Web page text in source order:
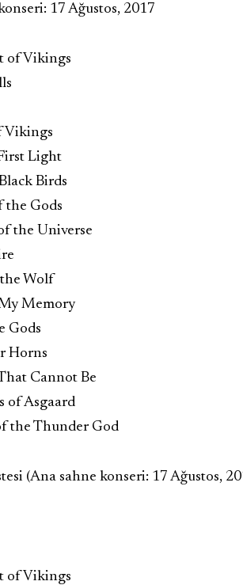
17 Ağustos, 2017
of Vikings
Vikings
Light
Birds
the Gods
the Universe
Wolf
Memory
Gods
Horns
Cannot Be
of Asgaard
the Thunder God
(Ana sahne konseri: 17 Ağustos,
of Vikings